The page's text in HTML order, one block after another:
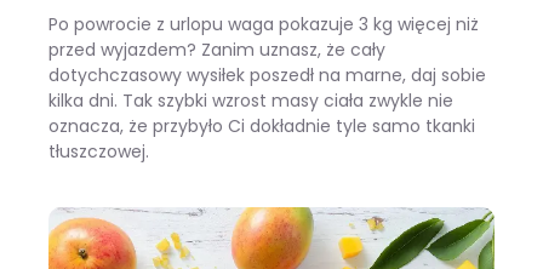
Po powrocie z urlopu waga pokazuje 3 kg więcej niż
przed wyjazdem? Zanim uznasz, że cały
dotychczasowy wysiłek poszedł na marne, daj sobie
kilka dni. Tak szybki wzrost masy ciała zwykle nie
oznacza, że przybyło Ci dokładnie tyle samo tkanki
tłuszczowej.